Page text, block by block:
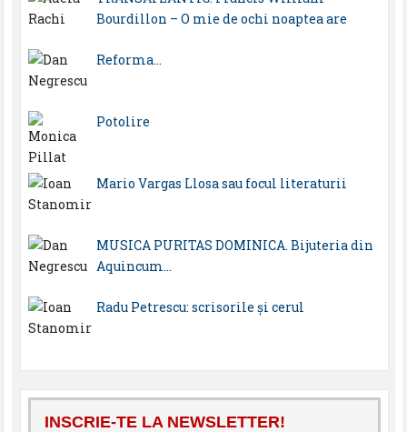
Bourdillon – O mie de ochi noaptea are
Reforma…
Potolire
Mario Vargas Llosa sau focul literaturii
MUSICA PURITAS DOMINICA. Bijuteria din
Aquincum…
Radu Petrescu: scrisorile şi cerul
INSCRIE-TE LA NEWSLETTER!